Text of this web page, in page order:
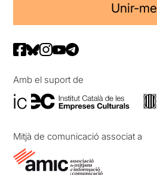
Unir-me
Amb el suport de
Mitjà de comunicació associat a